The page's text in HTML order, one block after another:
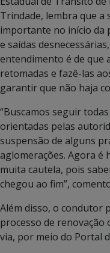
Trindade, lembra que
importante no início da
e saídas
entendimento é de que
retomadas e fazê-las
garantir que não haja
“Buscamos seguir
orientadas pelas
suspensão de alguns
aglomerações. Agora é
muita cautela, pois
chegou ao fim”,
Além disso, o condutor
processo de renovação
via, por meio do Portal